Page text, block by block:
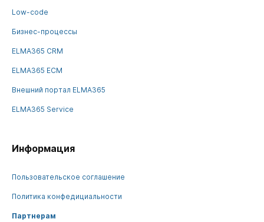
Low-code
Бизнес-процессы
ELMA365 CRM
ELMA365 ECM
Внешний портал ELMA365
ELMA365 Service
Информация
Пользовательское соглашение
Политика конфедициальности
Партнерам